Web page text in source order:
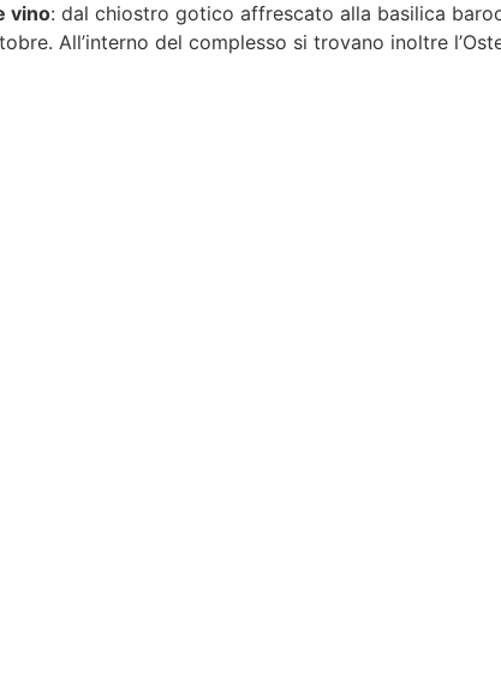
vino: dal chiostro gotico affrescato alla basilica
All’interno del complesso si trovano inoltre